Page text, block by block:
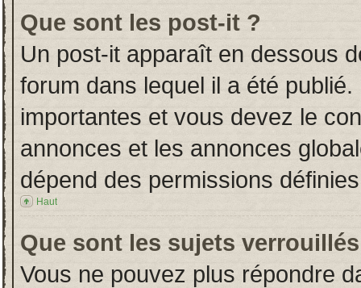
Que sont les post-it ?
Un post-it apparaît en dessous
forum dans lequel il a été
importantes et vous devez le
annonces et les annonces
dépend des permissions
Haut
Que sont les sujets
Vous ne pouvez plus répondre